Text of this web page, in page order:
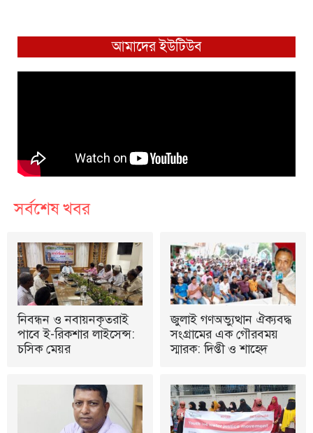
আমাদের ইউটিউব
সর্বশেষ খবর
নিবন্ধন ও নবায়নকৃতরাই
পাবে ই-রিকশার লাইসেন্স:
চসিক মেয়র
জুলাই গণঅভ্যুত্থান ঐক্যবদ্ধ
সংগ্রামের এক গৌরবময়
স্মারক: দিপ্তী ও শাহেদ